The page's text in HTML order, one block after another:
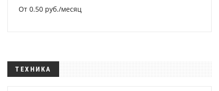
От 0.50 руб./месяц
ТЕХНИКА